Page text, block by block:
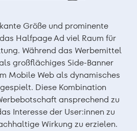
Größe und prominente
Halfpage Ad viel Raum für
Während das Werbemittel
großflächiges Side-Banner
Mobile Web als dynamisches
Diese Kombination
ansprechend zu
Interesse der User:innen zu
Wirkung zu erzielen.